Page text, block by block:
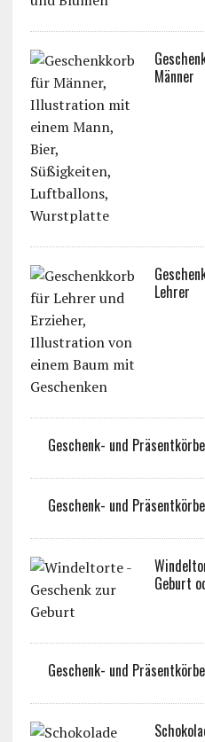
Männer
Lehrer
Geschenk- und
Geschenk- und
Geburt
Geschenk- und